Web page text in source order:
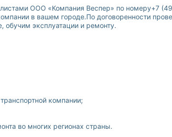
ООО «Компания Веспер» по номеру+7
в вашем городе.По договоренности
обучим эксплуатации и ремонту.
компании;
во многих регионах страны.